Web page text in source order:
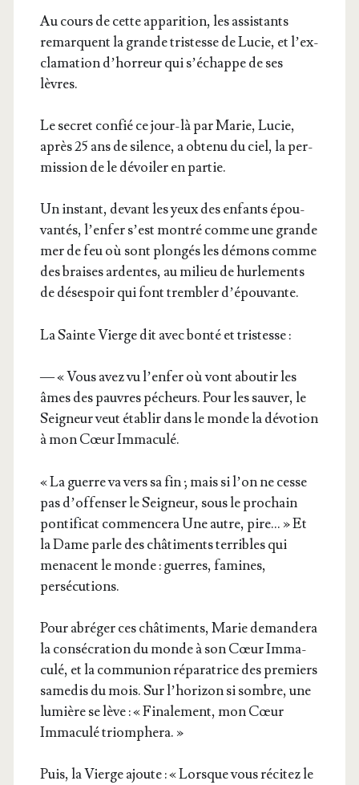
Au cours de cette appa­ri­tion, les assis­tants
remarquent la grande tris­tesse de Lucie, et l’ex­
cla­ma­tion d’hor­reur qui s’é­chappe de ses
lèvres.
Le secret confié ce jour-là par Marie, Lucie,
après 25 ans de silence, a obte­nu du ciel, la per­
mis­sion de le dévoi­ler en partie.
Un ins­tant, devant les yeux des enfants épou­
van­tés, l’en­fer s’est mon­tré comme une grande
mer de feu où sont plon­gés les démons comme
des braises ardentes, au milieu de hur­le­ments
de déses­poir qui font trem­bler d’épouvante.
La Sainte Vierge dit avec bon­té et tristesse :
— « Vous avez vu l’en­fer où vont abou­tir les
âmes des pauvres pécheurs. Pour les sau­ver, le
Sei­gneur veut éta­blir dans le monde la dévo­tion
à mon Cœur Immaculé.
« La guerre va vers sa fin ; mais si l’on ne cesse
pas d’of­fen­ser le Sei­gneur, sous le pro­chain
pon­ti­fi­cat com­men­ce­ra Une autre, pire… » Et
la Dame parle des châ­ti­ments ter­ribles qui
menacent le monde : guerres, famines,
persécutions.
Pour abré­ger ces châ­ti­ments, Marie deman­de­ra
la consé­cra­tion du monde à son Cœur Imma­
cu­lé, et la com­mu­nion répa­ra­trice des pre­miers
same­dis du mois. Sur l’ho­ri­zon si sombre, une
lumière se lève : « Fina­le­ment, mon Cœur
Imma­cu­lé triomphera. »
Puis, la Vierge ajoute : « Lorsque vous réci­tez le